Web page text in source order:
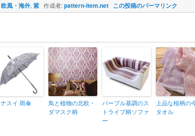
風・海外,紫作成者:pattern-item.net この投稿のパーマリンク
スイ 雨傘
鳥と植物の北欧・
ダマスク柄
パープル基調のス
トライプ柄ソファ
ー
上品な桜柄の
タオル